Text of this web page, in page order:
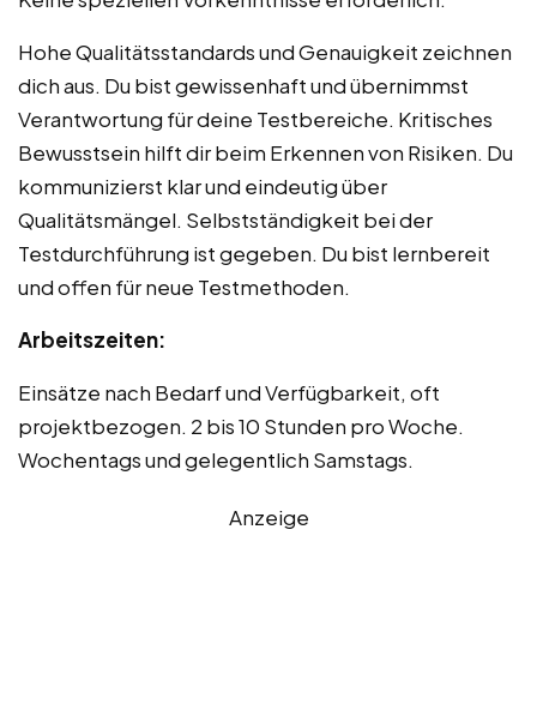
Hohe Qualitätsstandards und Genauigkeit zeichnen
dich aus. Du bist gewissenhaft und übernimmst
Verantwortung für deine Testbereiche. Kritisches
Bewusstsein hilft dir beim Erkennen von Risiken. Du
kommunizierst klar und eindeutig über
Qualitätsmängel. Selbstständigkeit bei der
Testdurchführung ist gegeben. Du bist lernbereit
und offen für neue Testmethoden.
Arbeitszeiten:
Einsätze nach Bedarf und Verfügbarkeit, oft
projektbezogen. 2 bis 10 Stunden pro Woche.
Wochentags und gelegentlich Samstags.
Anzeige